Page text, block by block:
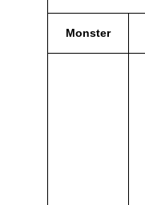
Monster